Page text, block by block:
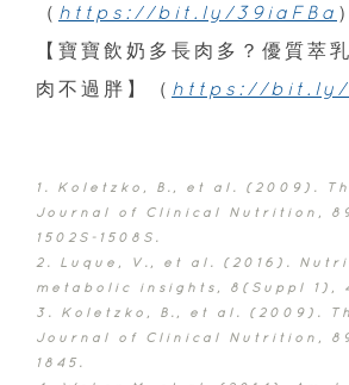
（ https://bit.ly/39iaFBa ）
【寶寶飲奶多長肉多？優質萃
肉不過胖】（ https://bit.ly/
1. Koletzko, B., et al. (2009).
Journal of Clinical Nutrition,
1502S-1508S.
2. Luque, V., et al. (2016).
metabolic insights, 8(Suppl 1),
3. Koletzko, B., et al. (2009).
Journal of Clinical Nutrition,
1845.